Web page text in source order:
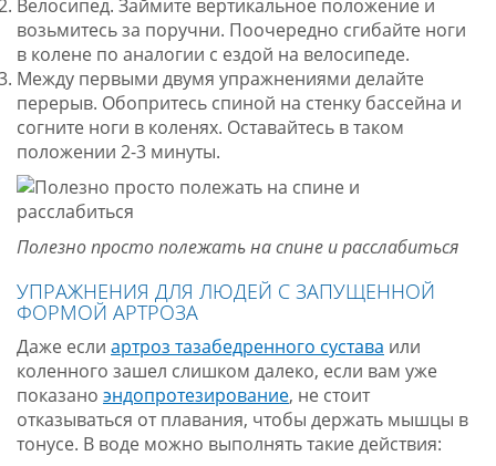
Велосипед. Займите вертикальное положение и
возьмитесь за поручни. Поочередно сгибайте ноги
в колене по аналогии с ездой на велосипеде.
Между первыми двумя упражнениями делайте
перерыв. Обопритесь спиной на стенку бассейна и
согните ноги в коленях. Оставайтесь в таком
положении 2-3 минуты.
Полезно просто полежать на спине и расслабиться
УПРАЖНЕНИЯ ДЛЯ ЛЮДЕЙ С ЗАПУЩЕННОЙ
ФОРМОЙ АРТРОЗА
Даже если артроз тазабедренного сустава или
коленного зашел слишком далеко, если вам уже
показано эндопротезирование, не стоит
отказываться от плавания, чтобы держать мышцы в
тонусе. В воде можно выполнять такие действия: